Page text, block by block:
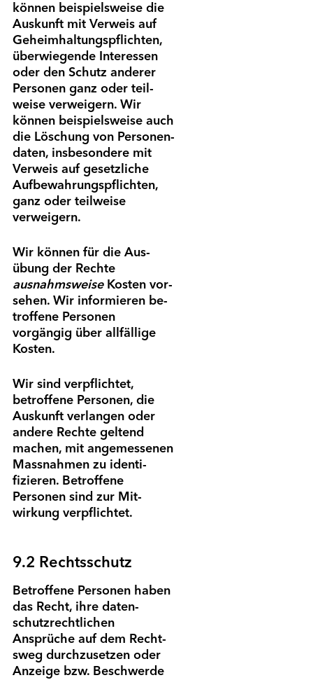
können beispiels­weise die
Aus­kunft mit Ver­weis auf
Geheim­haltungs­pflichten,
überwiegende Inter­essen
oder den Schutz anderer
Personen ganz oder teil­
weise verweigern. Wir
können beispielsweise auch
die Löschung von Personen­
daten, ins­besondere mit
Verweis auf gesetz­liche
Auf­bewahrungs­pflichten,
ganz oder teil­weise
verweigern.
Wir können für die Aus­
übung der Rechte
ausnahms­weiseKosten vor­
sehen. Wir infor­mieren be­
troffene Per­sonen
vorgängig über all­fällige
Kosten.
Wir sind ver­pflichtet,
betroffene Personen, die
Auskunft ver­langen oder
andere Rechte geltend
machen, mit angemessenen
Mass­nahmen zu identi­
fizieren. Betroffene
Personen sind zur Mit­
wirkung verpflichtet.
9.2 Rechtsschutz
Betroffene Personen haben
das Recht, ihre daten­
schutz­rechtlichen
Ansprüche auf dem Recht­
sweg durch­zusetzen oder
Anzeige bzw. Beschwerde